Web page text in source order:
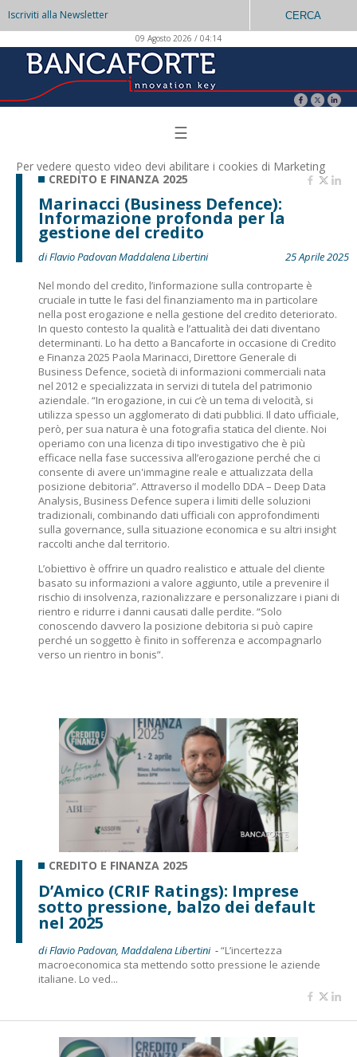
Iscriviti alla Newsletter CERCA
09 Agosto 2026 / 04:14
☰
Per vedere questo video devi abilitare i cookies di Marketing
CREDITO E FINANZA 2025
Marinacci (Business Defence):
Informazione profonda per la
gestione del credito
di Flavio Padovan Maddalena Libertini
25 Aprile 2025
Nel mondo del credito, l’informazione sulla controparte è
cruciale in tutte le fasi del finanziamento ma in particolare
nella post erogazione e nella gestione del credito deteriorato.
In questo contesto la qualità e l’attualità dei dati diventano
determinanti. Lo ha detto a Bancaforte in occasione di Credito
e Finanza 2025 Paola Marinacci, Direttore Generale di
Business Defence, società di informazioni commerciali nata
nel 2012 e specializzata in servizi di tutela del patrimonio
aziendale. “In erogazione, in cui c’è un tema di velocità, si
utilizza spesso un agglomerato di dati pubblici. Il dato ufficiale,
però, per sua natura è una fotografia statica del cliente. Noi
operiamo con una licenza di tipo investigativo che è più
efficace nella fase successiva all’erogazione perché che ci
consente di avere un'immagine reale e attualizzata della
posizione debitoria”. Attraverso il modello DDA – Deep Data
Analysis, Business Defence supera i limiti delle soluzioni
tradizionali, combinando dati ufficiali con approfondimenti
sulla governance, sulla situazione economica e su altri insight
raccolti anche dal territorio.
L’obiettivo è offrire un quadro realistico e attuale del cliente
basato su informazioni a valore aggiunto, utile a prevenire il
rischio di insolvenza, razionalizzare e personalizzare i piani di
rientro e ridurre i danni causati dalle perdite. “Solo
conoscendo davvero la posizione debitoria si può capire
perché un soggetto è finito in sofferenza e accompagnarlo
verso un rientro in bonis”.
CREDITO E FINANZA 2025
D’Amico (CRIF Ratings): Imprese
sotto pressione, balzo dei default
nel 2025
di Flavio Padovan, Maddalena Libertini -“L’incertezza
macroeconomica sta mettendo sotto pressione le aziende
italiane. Lo ved...